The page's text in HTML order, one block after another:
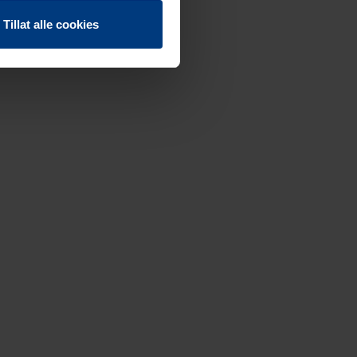
Tillat alle cookies